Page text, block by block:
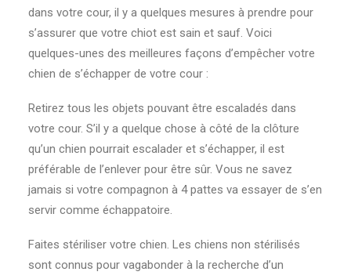
dans votre cour, il y a quelques mesures à prendre pour
s’assurer que votre chiot est sain et sauf. Voici
quelques-unes des meilleures façons d’empêcher votre
chien de s’échapper de votre cour :
Retirez tous les objets pouvant être escaladés dans
votre cour. S’il y a quelque chose à côté de la clôture
qu’un chien pourrait escalader et s’échapper, il est
préférable de l’enlever pour être sûr. Vous ne savez
jamais si votre compagnon à 4 pattes va essayer de s’en
servir comme échappatoire.
Faites stériliser votre chien. Les chiens non stérilisés
sont connus pour vagabonder à la recherche d’un